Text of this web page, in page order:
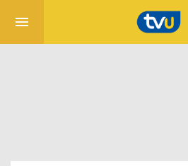
menu